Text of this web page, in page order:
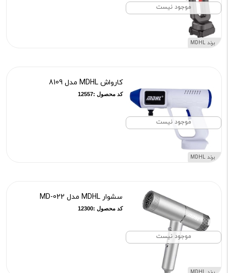
موجود نیست
برند MDHL
موجود نیست
برند MDHL
کارواش MDHL مدل 8109
کد محصول :12557
موجود نیست
سشوار MDHL مدل MD-022
کد محصول :12300